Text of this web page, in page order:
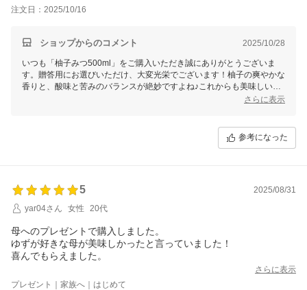
注文日：2025/10/16
ショップからのコメント 2025/10/28
いつも「柚子みつ500ml」をご購入いただき誠にありがとうございま
す。贈答用にお選びいただけ、大変光栄でございます！柚子の爽やかな
香りと、酸味と苦みのバランスが絶妙ですよね♪これからも美味しいは
ちみつ商品を届けてまいりますので、今後とも末永いお付き合いをよろ
さらに表示
参考になった
5
2025/08/31
yar04さん
女性 20代
母へのプレゼントで購入しました。
ゆずが好きな母が美味しかったと言っていました！
喜んでもらえました。
さらに表示
プレゼント｜家族へ｜はじめて